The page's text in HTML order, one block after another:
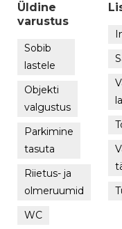
Üldine
varustus
Sobib
lastele
Objekti
valgustus
Parkimine
tasuta
Riietus- ja
olmeruumid
WC